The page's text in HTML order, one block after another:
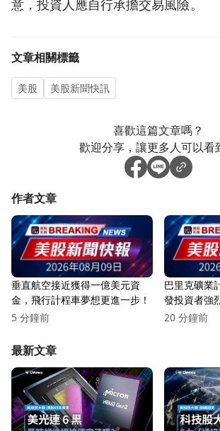
意，投資人應自行承擔交易風險。
文章相關標籤
美股 美股新聞快訊
喜歡這篇文章嗎？
歡迎分享，讓更多人可以看
作者文章
垂直航空接近獲得一億美元資
金，飛行計程車夢想更進一步！
5 分鐘前
巴里克礦業
發投資者強
20 分鐘前
最新文章